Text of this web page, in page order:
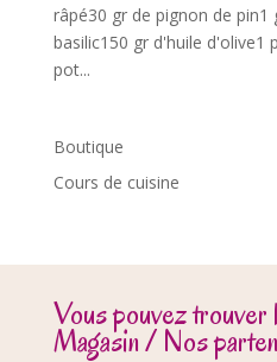
râpé30 gr de pignon de pin1
basilic150 gr d'huile d'olive1
pot...
Boutique
Cours de cuisine
Vous pouvez trouver
Magasin / Nos